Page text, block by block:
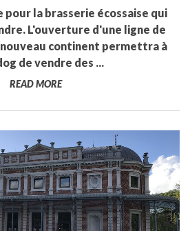
pour la brasserie écossaise qui
L'ouverture d'une ligne de
continent permettra à
de vendre des ...
READ MORE